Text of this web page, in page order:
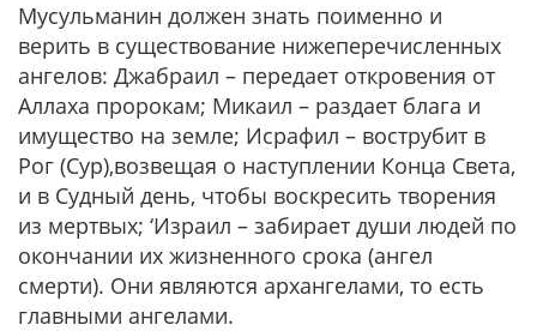
Мусульманин должен знать поименно и
верить в существование нижеперечисленных
ангелов: Джабраил – передает откровения от
Аллаха пророкам; Микаил – раздает блага и
имущество на земле; Исрафил – вострубит в
Рог (Сур),возвещая о наступлении Конца Света,
и в Судный день, чтобы воскресить творения
из мертвых; ‘Израил – забирает души людей по
окончании их жизненного срока (ангел
смерти). Они являются архангелами, то есть
главными ангелами.